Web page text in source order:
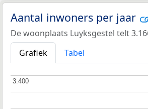
Aantal inwoners per jaar
De woonplaats Luyksgestel telt
Grafiek
Tabel
3.400
3.400